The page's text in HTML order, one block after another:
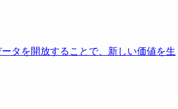
タを開放することで、新しい価値を生